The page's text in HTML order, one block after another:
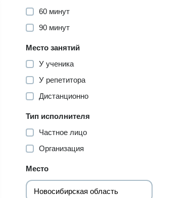
60 минут
90 минут
Место занятий
У ученика
У репетитора
Дистанционно
Тип исполнителя
Частное лицо
Организация
Место